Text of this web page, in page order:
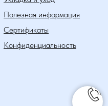
Полезная информация
Сертификаты
Конфиденциальность